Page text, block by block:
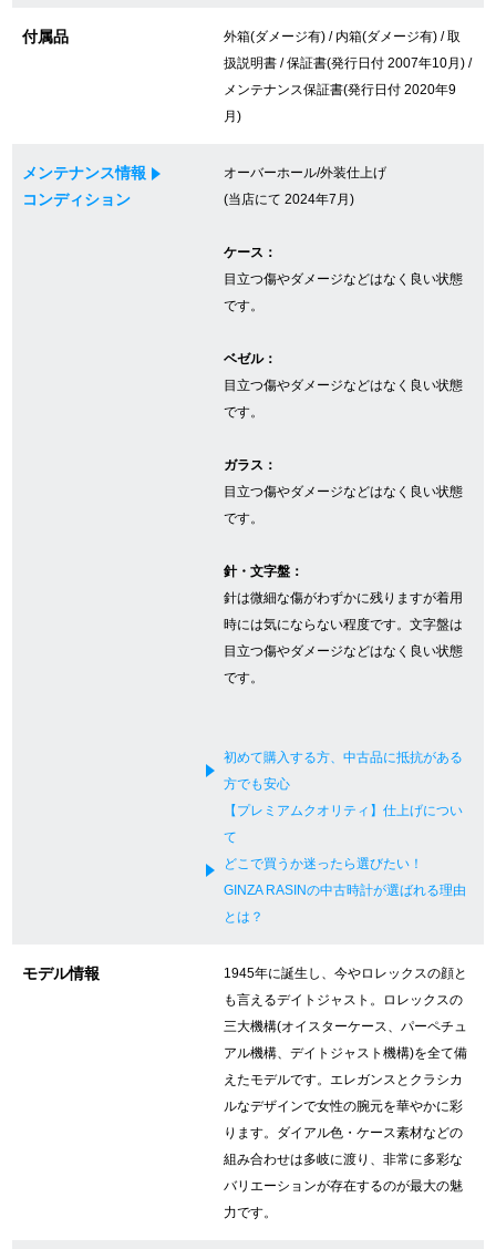
GINZA RASINについて
GINZA RASINの中古腕時計について
店舗情報
GINZA RASIN公式ブログ
SNS・動画
For Overseas Customers
English 简体中文
한국어
付属品
外箱(ダメージ有) / 内箱(ダメージ有) / 取
扱説明書 / 保証書(発行日付 2007年10月) /
メンテナンス保証書(発行日付 2020年9
月)
メンテナンス情報
コンディション
オーバーホール/外装仕上げ
(当店にて 2024年7月)
ケース：
目立つ傷やダメージなどはなく良い状態
です。
ベゼル：
目立つ傷やダメージなどはなく良い状態
です。
ガラス：
目立つ傷やダメージなどはなく良い状態
です。
針・文字盤：
針は微細な傷がわずかに残りますが着用
時には気にならない程度です。文字盤は
目立つ傷やダメージなどはなく良い状態
です。
初めて購入する方、中古品に抵抗がある
方でも安心
【プレミアムクオリティ】仕上げについ
て
どこで買うか迷ったら選びたい！
GINZA RASINの中古時計が選ばれる理由
とは？
モデル情報
1945年に誕生し、今やロレックスの顔と
も言えるデイトジャスト。ロレックスの
三大機構(オイスターケース、パーペチュ
アル機構、デイトジャスト機構)を全て備
えたモデルです。エレガンスとクラシカ
ルなデザインで女性の腕元を華やかに彩
ります。ダイアル色・ケース素材などの
組み合わせは多岐に渡り、非常に多彩な
バリエーションが存在するのが最大の魅
力です。